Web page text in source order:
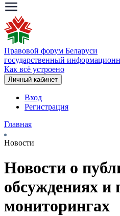
Правовой форум Беларуси
государственный
Как всё устроено
Личный кабинет
Вход
Регистрация
Главная
Новости
Новости о
обсуждениях и
мониторингах